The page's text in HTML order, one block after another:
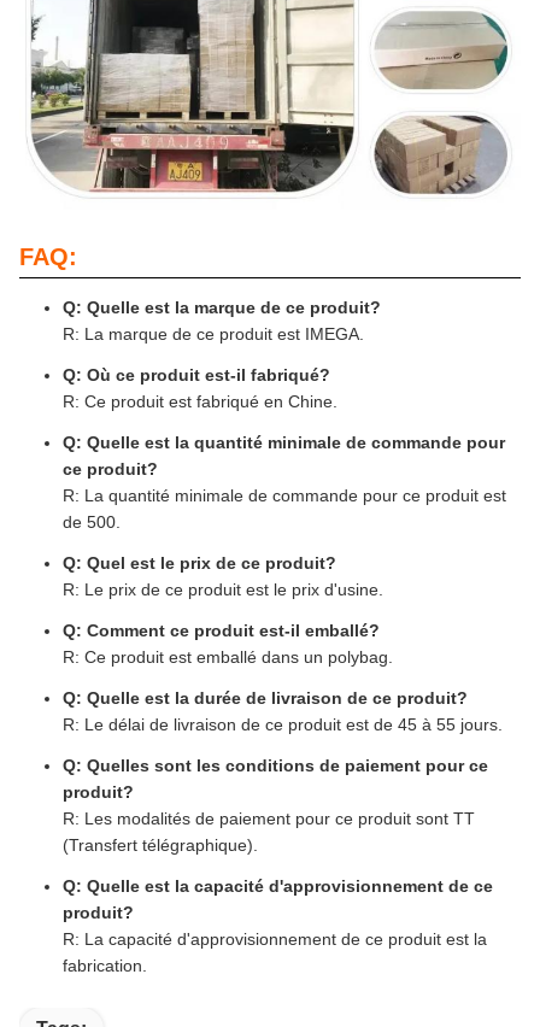
FAQ:
Q: Quelle est la marque de ce produit?
R: La marque de ce produit est IMEGA.
Q: Où ce produit est-il fabriqué?
R: Ce produit est fabriqué en Chine.
Q: Quelle est la quantité minimale de commande pour
ce produit?
R: La quantité minimale de commande pour ce produit est
de 500.
Q: Quel est le prix de ce produit?
R: Le prix de ce produit est le prix d'usine.
Q: Comment ce produit est-il emballé?
R: Ce produit est emballé dans un polybag.
Q: Quelle est la durée de livraison de ce produit?
R: Le délai de livraison de ce produit est de 45 à 55 jours.
Q: Quelles sont les conditions de paiement pour ce
produit?
R: Les modalités de paiement pour ce produit sont TT
(Transfert télégraphique).
Q: Quelle est la capacité d'approvisionnement de ce
produit?
R: La capacité d'approvisionnement de ce produit est la
fabrication.